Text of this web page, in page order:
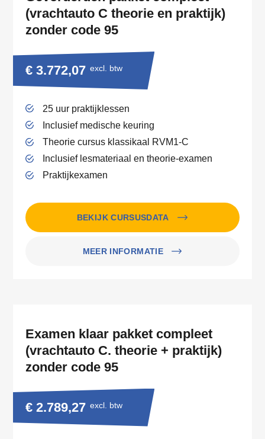
(vrachtauto C theorie en praktijk)
zonder code 95
€ 3.772,07 excl. btw
25 uur praktijklessen
Inclusief medische keuring
Theorie cursus klassikaal RVM1-C
Inclusief lesmateriaal en theorie-examen
Praktijkexamen
BEKIJK CURSUSDATA
MEER INFORMATIE
Examen klaar pakket compleet
(vrachtauto C. theorie + praktijk)
zonder code 95
€ 2.789,27 excl. btw